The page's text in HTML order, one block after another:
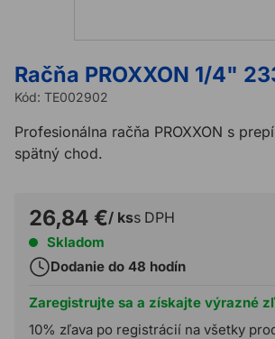
Račňa PROXXON 1/4"
Kód: TE002902
Profesionálna račňa PROXXON s
spätný chod.
26,84 €/ kss DPH
Skladom
Dodanie do 48 hodín
Zaregistrujte sa a získajte výrazné
10% zľava po registrácií na všetky